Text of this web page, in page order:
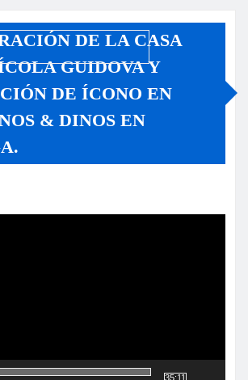
DE LA CASA
GUIDOVA Y
DE ÍCONO EN
& DINOS EN
35:11